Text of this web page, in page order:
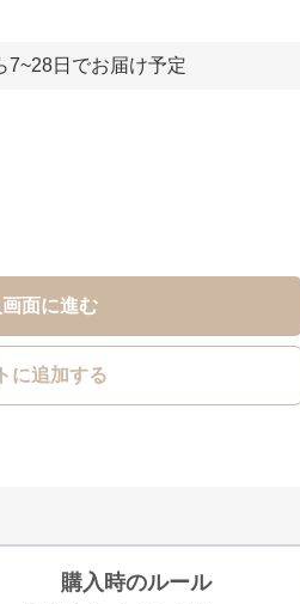
7~28日でお届け予定
画面に進む
に追加する
購入時のルール